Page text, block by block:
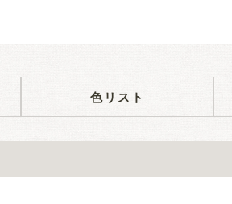
色リスト